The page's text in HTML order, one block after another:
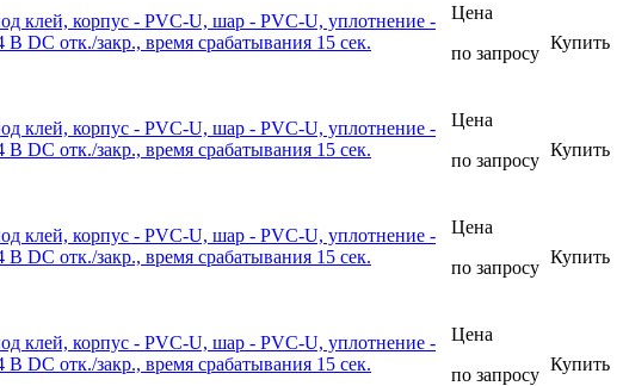
клей, корпус - PVC-U, шар - PVC-U, уплотнение -
DС отк./закр., время срабатывания 15 сек.
Цена
по запросу
Купить
клей, корпус - PVC-U, шар - PVC-U, уплотнение -
DС отк./закр., время срабатывания 15 сек.
Цена
по запросу
Купить
клей, корпус - PVC-U, шар - PVC-U, уплотнение -
DС отк./закр., время срабатывания 15 сек.
Цена
по запросу
Купить
клей, корпус - PVC-U, шар - PVC-U, уплотнение -
DС отк./закр., время срабатывания 15 сек.
Цена
по запросу
Купить